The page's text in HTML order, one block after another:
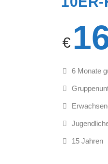
€
6 Monate
15 Jahren